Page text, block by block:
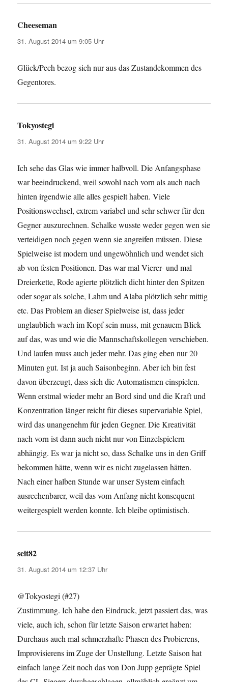
Cheeseman
31. August 2014 um 9:05 Uhr
Glück/Pech bezog sich nur aus das Zustandekommen des
Gegentores.
Tokyostegi
31. August 2014 um 9:22 Uhr
Ich sehe das Glas wie immer halbvoll. Die Anfangsphase
war beeindruckend, weil sowohl nach vorn als auch nach
hinten irgendwie alle alles gespielt haben. Viele
Positionswechsel, extrem variabel und sehr schwer für den
Gegner auszurechnen. Schalke wusste weder gegen wen sie
verteidigen noch gegen wenn sie angreifen müssen. Diese
Spielweise ist modern und ungewöhnlich und wendet sich
ab von festen Positionen. Das war mal Vierer- und mal
Dreierkette, Rode agierte plötzlich dicht hinter den Spitzen
oder sogar als solche, Lahm und Alaba plötzlich sehr mittig
etc. Das Problem an dieser Spielweise ist, dass jeder
unglaublich wach im Kopf sein muss, mit genauem Blick
auf das, was und wie die Mannschaftskollegen verschieben.
Und laufen muss auch jeder mehr. Das ging eben nur 20
Minuten gut. Ist ja auch Saisonbeginn. Aber ich bin fest
davon überzeugt, dass sich die Automatismen einspielen.
Wenn erstmal wieder mehr an Bord sind und die Kraft und
Konzentration länger reicht für dieses supervariable Spiel,
wird das unangenehm für jeden Gegner. Die Kreativität
nach vorn ist dann auch nicht nur von Einzelspielern
abhängig. Es war ja nicht so, dass Schalke uns in den Griff
bekommen hätte, wenn wir es nicht zugelassen hätten.
Nach einer halben Stunde war unser System einfach
ausrechenbarer, weil das vom Anfang nicht konsequent
weitergespielt werden konnte. Ich bleibe optimistisch.
seit82
31. August 2014 um 12:37 Uhr
@Tokyostegi (#27)
Zustimmung. Ich habe den Eindruck, jetzt passiert das, was
viele, auch ich, schon für letzte Saison erwartet haben:
Durchaus auch mal schmerzhafte Phasen des Probierens,
Improvisierens im Zuge der Unstellung. Letzte Saison hat
einfach lange Zeit noch das von Don Jupp geprägte Spiel